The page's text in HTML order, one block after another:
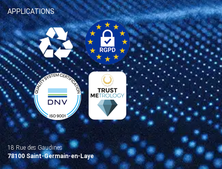
APPLICATIONS
18 Rue des Gaudines
78100 Saint-Germain-en-Laye